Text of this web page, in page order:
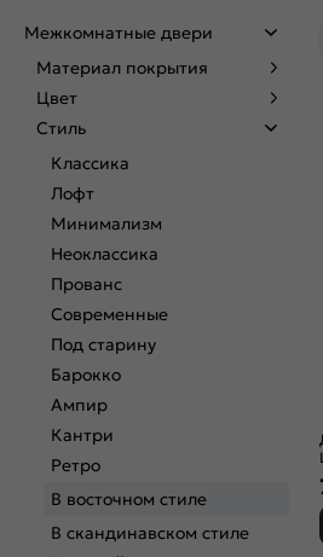
Межкомнатные двери
Материал покрытия
Цвет
Стиль
Классика
Лофт
Минимализм
Неоклассика
Прованс
Современные
Под старину
Барокко
Ампир
Кантри
Ретро
В восточном стиле
В скандинавском стиле